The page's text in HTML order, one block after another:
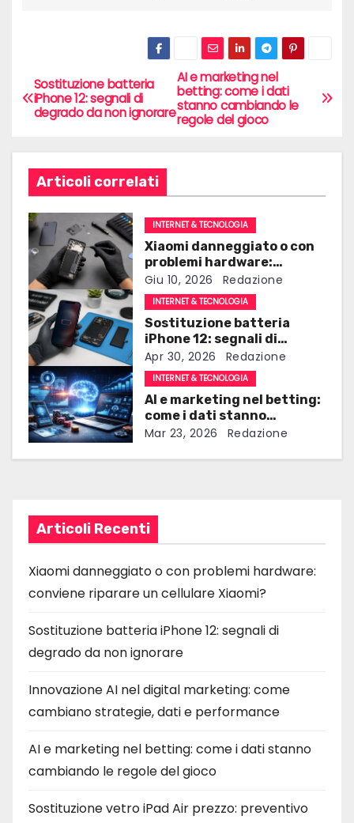
N
a
g
a
z
o
n
e
a
r
c
o
AI e marketing nel
betting: come i dati
stanno cambiando le
regole del gioco
Sostituzione batteria
iPhone 12: segnali di
degrado da non ignorare
Articoli correlati
INTERNET & TECNOLOGIA
Xiaomi danneggiato o con
problemi hardware:
conviene riparare un
cellulare Xiaomi?
Giu 10, 2026 Redazione
INTERNET & TECNOLOGIA
Sostituzione batteria
iPhone 12: segnali di
degrado da non ignorare
Apr 30, 2026 Redazione
INTERNET & TECNOLOGIA
AI e marketing nel betting:
come i dati stanno
cambiando le regole del
Mar 23, 2026 Redazione
Articoli Recenti
Xiaomi danneggiato o con problemi hardware:
conviene riparare un cellulare Xiaomi?
Sostituzione batteria iPhone 12: segnali di
degrado da non ignorare
Innovazione AI nel digital marketing: come
cambiano strategie, dati e performance
AI e marketing nel betting: come i dati stanno
cambiando le regole del gioco
Sostituzione vetro iPad Air prezzo: preventivo